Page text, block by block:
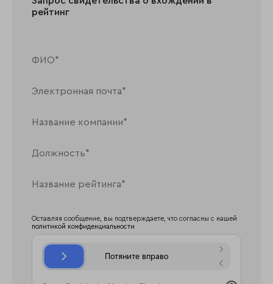
рейтинг
Оставляя сообщение, вы подтверждаете, что согласны с нашей
политикой конфиденциальности